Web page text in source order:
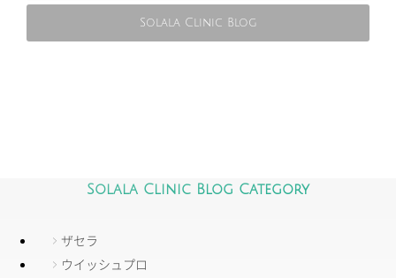
Solala Clinic Blog
Solala Clinic Blog Category
ザセラ
ウイッシュプロ